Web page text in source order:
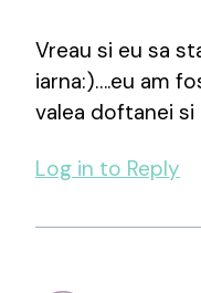
Vreau si eu sa
iarna:)….eu am
valea doftanei
Log in to Reply